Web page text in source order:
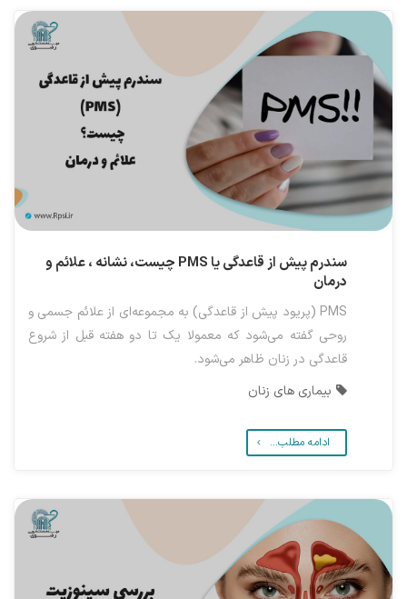
سندرم پیش از قاعدگی یا PMS چیست، نشانه ، علائم و
درمان
PMS (پریود پیش از قاعدگی) به مجموعه‌ای از علائم جسمی و
روحی گفته می‌شود که معمولا یک تا دو هفته قبل از شروع
قاعدگی در زنان ظاهر می‌شود.
بیماری های زنان
ادامه مطلب...